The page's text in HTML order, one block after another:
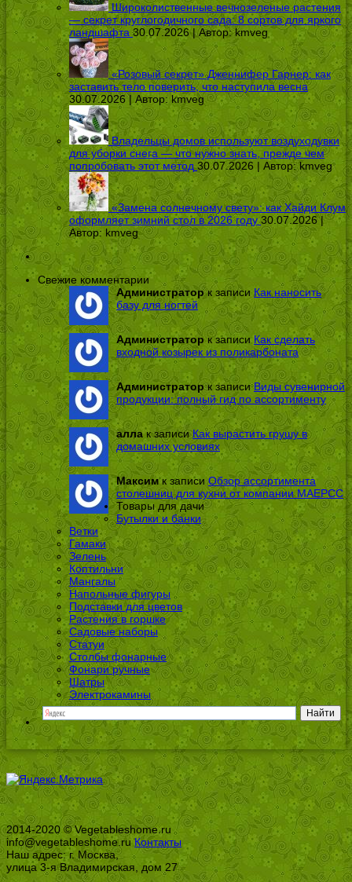
Широколиственные вечнозеленые растения
— секрет круглогодичного сада: 8 сортов для яркого
ландшафта 30.07.2026 | Автор:kmveg
«Розовый секрет» Дженнифер Гарнер: как
заставить тело поверить, что наступила весна
30.07.2026 | Автор: kmveg
Владельцы домов используют воздуходувки
для уборки снега — что нужно знать, прежде чем
попробовать этот метод 30.07.2026 | Автор:kmveg
«Замена солнечному свету»: как Хайди Клум
оформляет зимний стол в 2026 году 30.07.2026 |
Автор: kmveg
Свежие комментарии
Администраторк записиКак наносить
базу для ногтей
Администраторк записиКак сделать
входной козырек из поликарбоната
Администраторк записиВиды сувенирной
продукции: полный гид по ассортименту
аллак записиКак вырастить грушу в
домашних условиях
Максимк записиОбзор ассортимента
столешниц для кухни от компании МАЕРСС
Товары для дачи
Бутылки и банки
Ветки
Гамаки
Зелень
Коптильни
Мангалы
Напольные фигуры
Подставки для цветов
Растения в горшке
Садовые наборы
Статуи
Столбы фонарные
Фонари ручные
Шатры
Электрокамины
2014-2020 © Vegetableshome.ru
info@vegetableshome.ruКонтакты
Наш адрес: г. Москва,
улица 3-я Владимирская, дом 27